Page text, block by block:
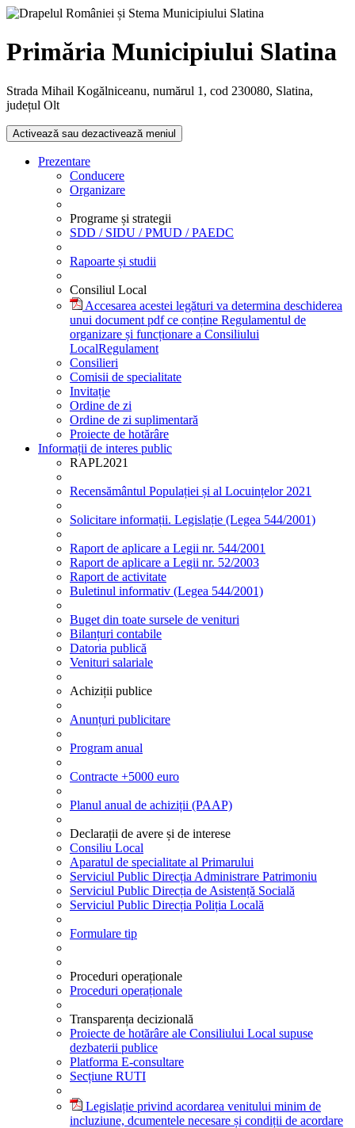
Primăria Municipiului Slatina
Strada Mihail Kogălniceanu, numărul 1, cod 230080, Slatina,
județul Olt
Activează sau dezactivează meniul
Prezentare
Conducere
Organizare
Programe și strategii
SDD / SIDU / PMUD / PAEDC
Rapoarte și studii
Consiliul Local
Accesarea acestei legături va determina deschiderea
unui document pdf ce conține Regulamentul de
organizare și funcționare a Consiliului
LocalRegulament
Consilieri
Comisii de specialitate
Invitație
Ordine de zi
Ordine de zi suplimentară
Proiecte de hotărâre
Informații de interes public
RAPL2021
Recensământul Populației și al Locuințelor 2021
Solicitare informații. Legislație (Legea 544/2001)
Raport de aplicare a Legii nr. 544/2001
Raport de aplicare a Legii nr. 52/2003
Raport de activitate
Buletinul informativ (Legea 544/2001)
Buget din toate sursele de venituri
Bilanțuri contabile
Datoria publică
Venituri salariale
Achiziții publice
Anunțuri publicitare
Program anual
Contracte +5000 euro
Planul anual de achiziții (PAAP)
Declarații de avere și de interese
Consiliu Local
Aparatul de specialitate al Primarului
Serviciul Public Direcția Administrare Patrimoniu
Serviciul Public Direcția de Asistență Socială
Serviciul Public Direcția Poliția Locală
Formulare tip
Proceduri operaționale
Proceduri operaționale
Transparența decizională
Proiecte de hotărâre ale Consiliului Local supuse
dezbaterii publice
Platforma E-consultare
Secțiune RUTI
Legislație privind acordarea venitului minim de
incluziune, dcumentele necesare și condiții de acordare